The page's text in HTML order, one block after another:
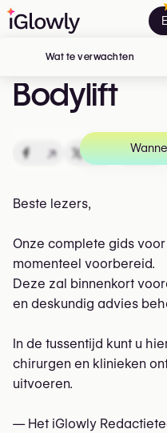
Bodylift
Wat te verwachten
↗ ↗ ↗
Beste lezers,
Onze complete gids
momenteel voorbereid.
Deze zal binnenkort
en deskundig advies
In de tussentijd kunt u
chirurgen en klinieken
uitvoeren.
— Het iGlowly